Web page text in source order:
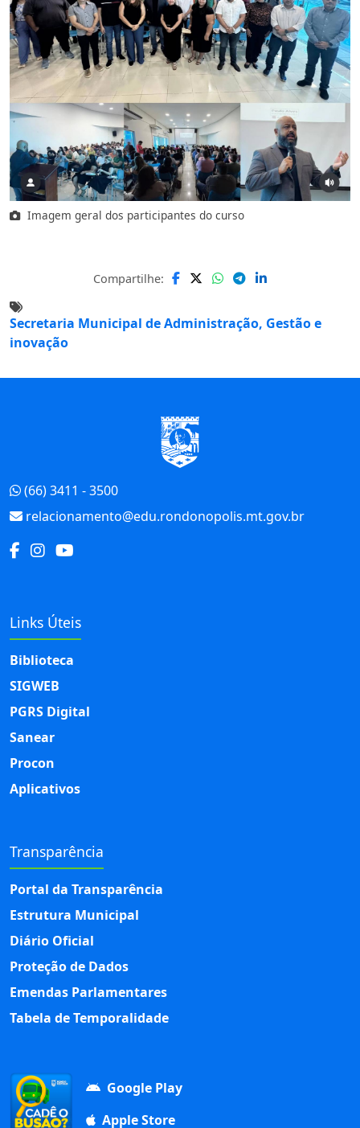
Imagem geral dos participantes do curso
Secretaria Municipal de Administração, Gestão e
inovação
Compartilhe:
(66) 3411 - 3500
relacionamento@edu.rondonopolis.mt.gov.br
Links Úteis
Biblioteca
SIGWEB
PGRS Digital
Sanear
Procon
Aplicativos
Transparência
Portal da Transparência
Estrutura Municipal
Diário Oficial
Proteção de Dados
Emendas Parlamentares
Tabela de Temporalidade
Google Play
Apple Store